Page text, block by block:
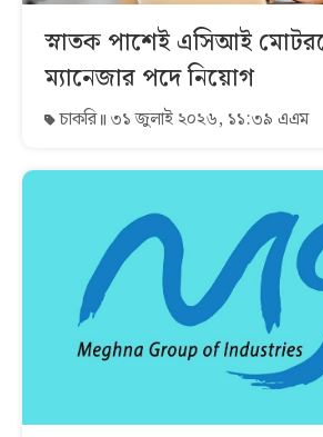
স্নাতক পাশেই এসিআই
ম্যানেজার পদে নিয়োগ
চাকরি ৩১ জুলাই ২০২৬, ১১:৩৯ এএম